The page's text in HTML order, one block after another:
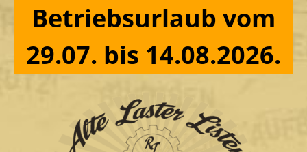
Zum Hauptinhalt springen
Betriebsurlaub vom
29.07. bis 14.08.2026.